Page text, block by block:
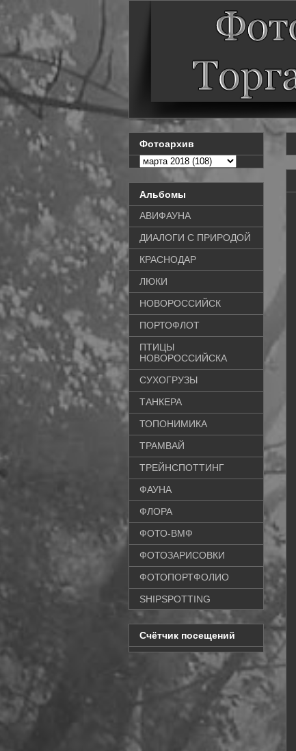
Фотоархив
Альбомы
АВИФАУНА
ДИАЛОГИ С ПРИРОДОЙ
КРАСНОДАР
ЛЮКИ
НОВОРОССИЙСК
ПОРТОФЛОТ
ПТИЦЫ
НОВОРОССИЙСКА
СУХОГРУЗЫ
ТАНКЕРА
ТОПОНИМИКА
ТРАМВАЙ
ТРЕЙНСПОТТИНГ
ФАУНА
ФЛОРА
ФОТО-ВМФ
ФОТОЗАРИСОВКИ
ФОТОПОРТФОЛИО
SHIPSPOTTING
Счётчик посещений